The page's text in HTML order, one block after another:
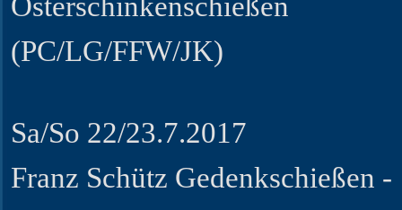
(PC/LG/FFW/JK)
Sa/So 22/23.7.2017
Franz Schütz Gedenkschießen -